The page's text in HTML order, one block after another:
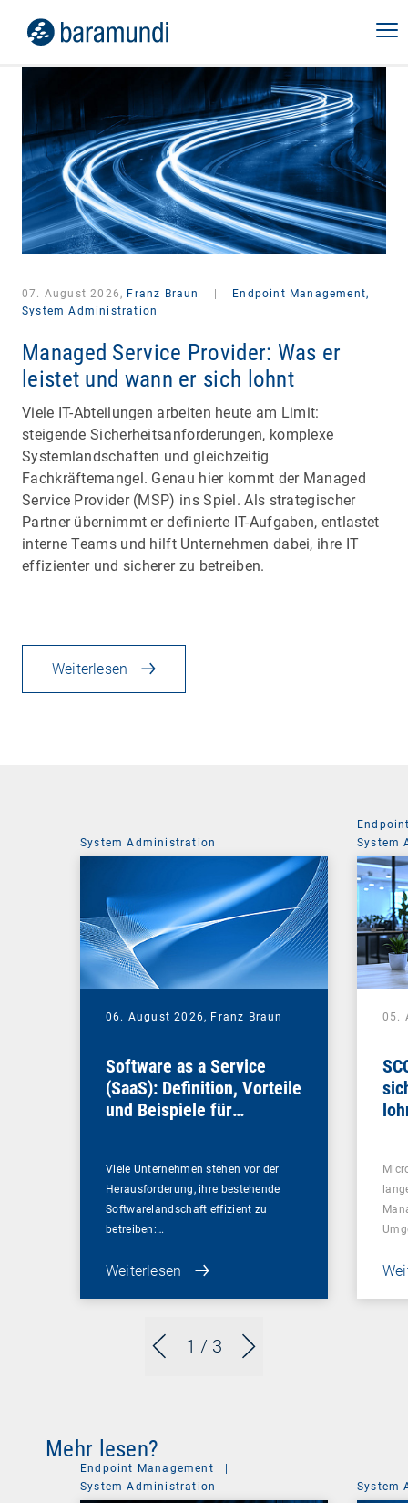
07. August 2026, Franz Braun
Endpoint Management,
System Administration
Managed Service Provider: Was er
leistet und wann er sich lohnt
Viele IT-Abteilungen arbeiten heute am Limit:
steigende Sicherheitsanforderungen, komplexe
Systemlandschaften und gleichzeitig
Fachkräftemangel. Genau hier kommt der Managed
Service Provider (MSP) ins Spiel. Als strategischer
Partner übernimmt er definierte IT-Aufgaben, entlastet
interne Teams und hilft Unternehmen dabei, ihre IT
effizienter und sicherer zu betreiben.
Weiterlesen
1 / 3
System Administration
06. August 2026, Franz Braun
Software as a Service
(SaaS): Definition, Vorteile
und Beispiele für
Viele Unternehmen stehen vor der
Herausforderung, ihre bestehende
Softwarelandschaft effizient zu
betreiben:…
Weiterlesen
System
05.
Mehr lesen?
Endpoint Management
System Administration
System